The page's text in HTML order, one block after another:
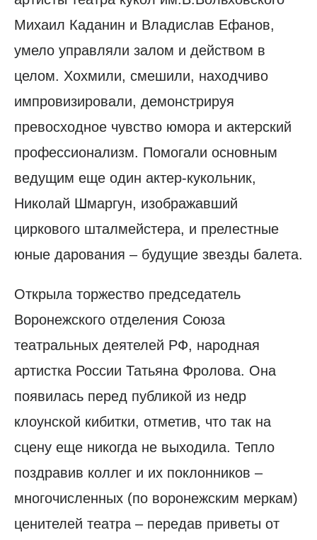
Михаил Каданин и Владислав Ефанов,
умело управляли залом и действом в
целом. Хохмили, смешили, находчиво
импровизировали, демонстрируя
превосходное чувство юмора и актерский
профессионализм. Помогали основным
ведущим еще один актер-кукольник,
Николай Шмаргун, изображавший
циркового шталмейстера, и прелестные
юные дарования – будущие звезды балета.
Открыла торжество председатель
Воронежского отделения Союза
театральных деятелей РФ, народная
артистка России Татьяна Фролова. Она
появилась перед публикой из недр
клоунской кибитки, отметив, что так на
сцену еще никогда не выходила. Тепло
поздравив коллег и их поклонников –
многочисленных (по воронежским меркам)
ценителей театра – передав приветы от